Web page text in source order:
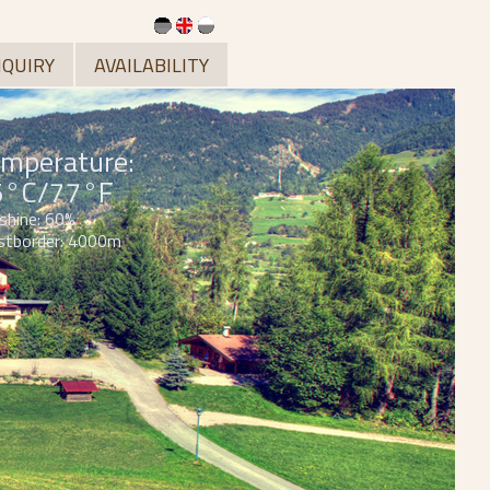
AVAILABILITY
77°F
60%
4000m